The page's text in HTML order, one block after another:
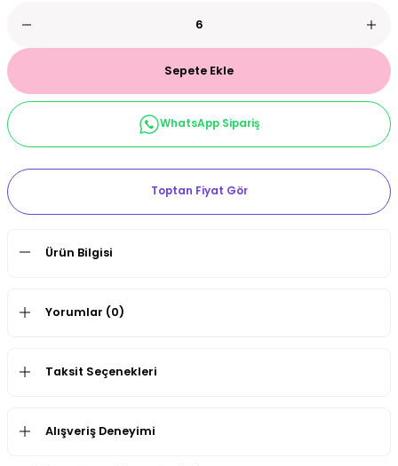
Sepete Ekle
WhatsApp Sipariş
Toptan Fiyat Gör
Ürün Bilgisi
Yorumlar (0)
Taksit Seçenekleri
Alışveriş Deneyimi